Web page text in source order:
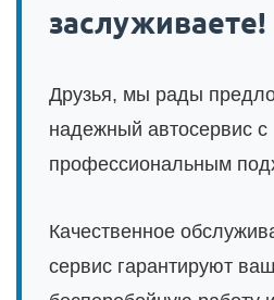
заслуживаете!
Друзья, мы рады
надежный автосервис с
профессиональным
Качественное
сервис гарантируют